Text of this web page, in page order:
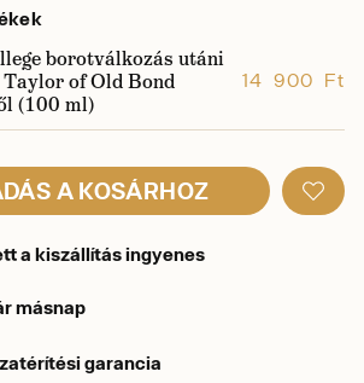
borotválkozás utáni
of Old Bond
(100 ml)
14 900 Ft
A KOSÁRHOZ
a kiszállítás ingyenes
másnap
garancia